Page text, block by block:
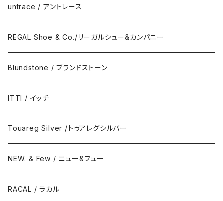
untrace / アントレース
REGAL Shoe & Co./リーガルシュー&カンパニー
Blundstone / ブランドストーン
ITTI / イッチ
Touareg Silver /トゥアレグシルバー
NEW. & Few / ニュー&フュー
RACAL / ラカル